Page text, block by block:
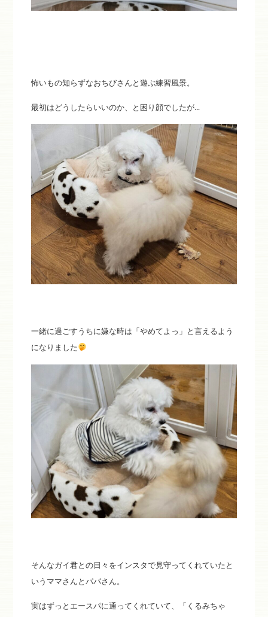
怖いもの知らずなおちびさんと遊ぶ練習風景。
最初はどうしたらいいのか、と困り顔でしたが…
一緒に過ごすうちに嫌な時は「やめてよっ」と言えるよう
になりました
そんなガイ君との日々をインスタで見守ってくれていたと
いうママさんとパパさん。
実はずっとエースパに通ってくれていて、「くるみちゃ